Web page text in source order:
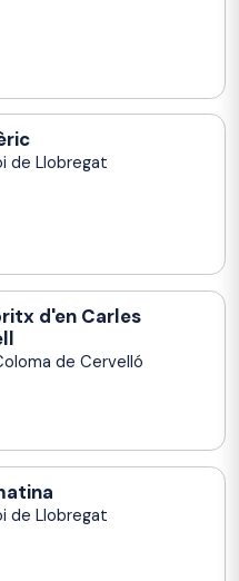
de Llobregat
d'en Carles
de Cervelló
de Llobregat